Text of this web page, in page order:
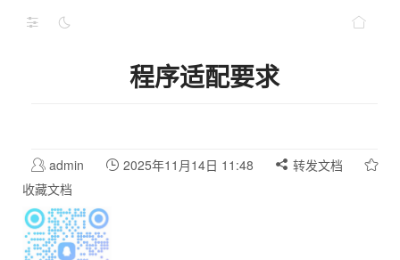
程序适配要求
admin 2025年11月14日 11:48
转发文档
收藏文档